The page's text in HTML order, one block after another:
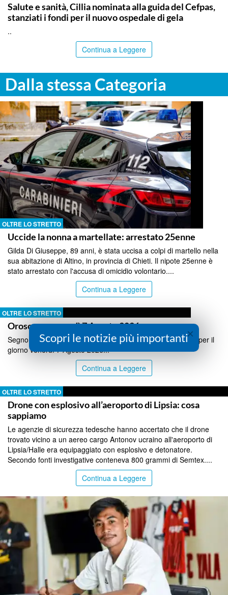
Salute e sanità, Cillia nominata alla guida del Cefpas,
stanziati i fondi per il nuovo ospedale di gela
..
Continua a Leggere
Dalla stessa Categoria
OLTRE LO STRETTO
Uccide la nonna a martellate: arrestato 25enne
Gilda Di Giuseppe, 89 anni, è stata uccisa a colpi di martello nella
sua abitazione di Altino, in provincia di Chieti. Il nipote 25enne è
stato arrestato con l'accusa di omicidio volontario....
Continua a Leggere
OLTRE LO STRETTO
Oroscopo venerdì 7 Agosto 2026
Segno per segno le previsioni dell'oroscopo di Lucia Arena per il
giorno venerdì 7 Agosto 2026...
Continua a Leggere
OLTRE LO STRETTO
Drone con esplosivo all’aeroporto di Lipsia: cosa
sappiamo
Le agenzie di sicurezza tedesche hanno accertato che il drone
trovato vicino a un aereo cargo Antonov ucraino all'aeroporto di
Lipsia/Halle era equipaggiato con esplosivo e detonatore.
Secondo fonti investigative conteneva 800 grammi di Semtex....
Continua a Leggere
×
Scopri le notizie più importanti